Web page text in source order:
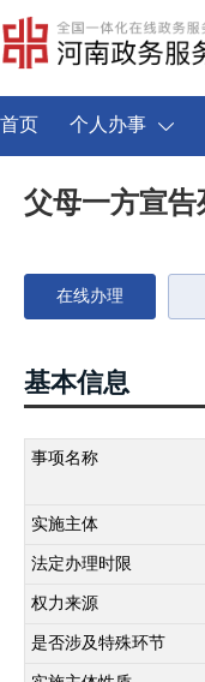
首页 个人办事
父母一方宣
在线办理
基本信息
事项名称
实施主体
法定办理时限
权力来源
是否涉及特殊环节